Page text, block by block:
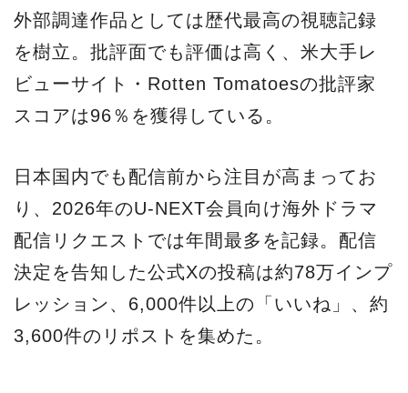
外部調達作品としては歴代最高の視聴記録
を樹立。批評面でも評価は高く、米大手レ
ビューサイト・Rotten Tomatoesの批評家
スコアは96％を獲得している。
日本国内でも配信前から注目が高まってお
り、2026年のU-NEXT会員向け海外ドラマ
配信リクエストでは年間最多を記録。配信
決定を告知した公式Xの投稿は約78万インプ
レッション、6,000件以上の「いいね」、約
3,600件のリポストを集めた。